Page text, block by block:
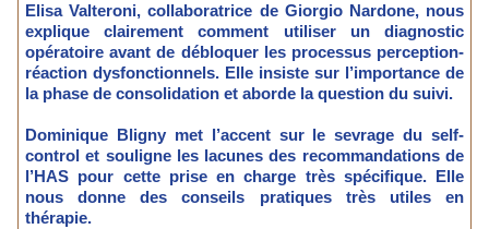
Elisa Valteroni, collaboratrice de Giorgio Nardone, nous
explique clairement comment utiliser un diagnostic
opératoire avant de débloquer les processus perception-
réaction dysfonctionnels. Elle insiste sur l’importance de
la phase de consolidation et aborde la question du suivi.
Dominique Bligny met l’accent sur le sevrage du self-
control et souligne les lacunes des recommandations de
l’HAS pour cette prise en charge très spécifique. Elle
nous donne des conseils pratiques très utiles en
thérapie.